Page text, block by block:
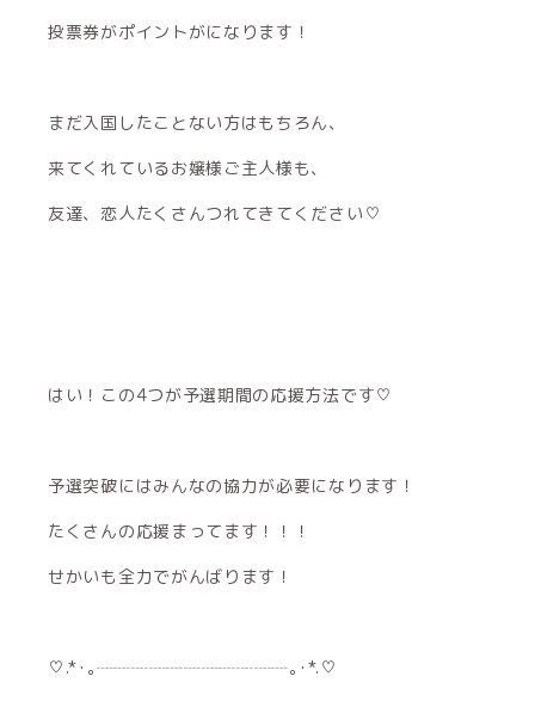
投票券がポイントがになります！
まだ入国したことない方はもちろん、
来てくれているお嬢様ご主人様も、
友達、恋人たくさんつれてきてください♡
はい！この4つが予選期間の応援方法です♡
予選突破にはみんなの協力が必要になります！
たくさんの応援まってます！！！
せかいも全力でがんばります！
♡.*･｡┈┈┈┈┈┈┈┈┈┈┈｡･*.♡